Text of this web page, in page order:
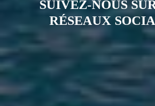
SUIVEZ-NOUS
RÉSEAUX
Notre page Instagram
Notre page Facebook
Notre page X
Notre page